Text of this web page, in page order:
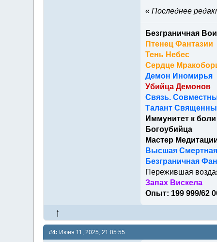
« Последнее
Безграничная
Птенец Фантазии
Тень Небес
Сердце
Демон Иномирья
Убийца Демонов
Связь.
Талант
Иммунитет к боли
Богоубийца
Мастер
Высшая Смертная
Безграничная
Пережившая
Запах Вискела
Опыт: 199 999/62
#4: Июня 11, 2025, 21:05:55